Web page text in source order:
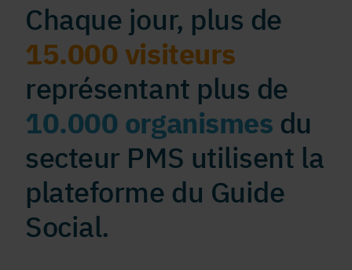
Chaque jour, plus de
15.000 visiteurs
représentant plus de
10.000 organismes du
secteur PMS utilisent la
plateforme du Guide
Social.